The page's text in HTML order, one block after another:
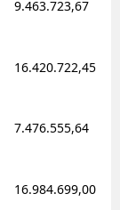
9.463.723,67
16.420.722,45
7.476.555,64
16.984.699,00